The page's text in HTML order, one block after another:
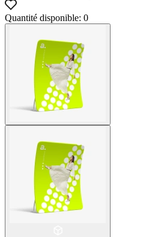
Quantité disponible: 0